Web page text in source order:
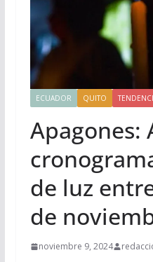
ECUADOR QUITO
Apagones:
de luz
de
noviembre 9, 2024